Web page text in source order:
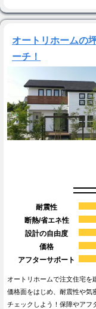
オートリホームの
ーチ！
耐震性
断熱/省エネ性
設計の自由度
価格
アフターサポート
オートリホームで注文住宅を
価格面をはじめ、耐震性や気
チェックしよう！保障やアフ